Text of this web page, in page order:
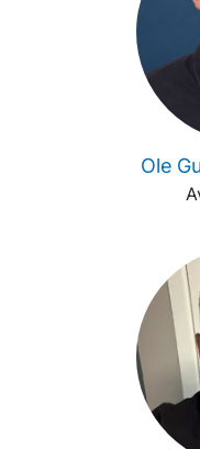
Ole